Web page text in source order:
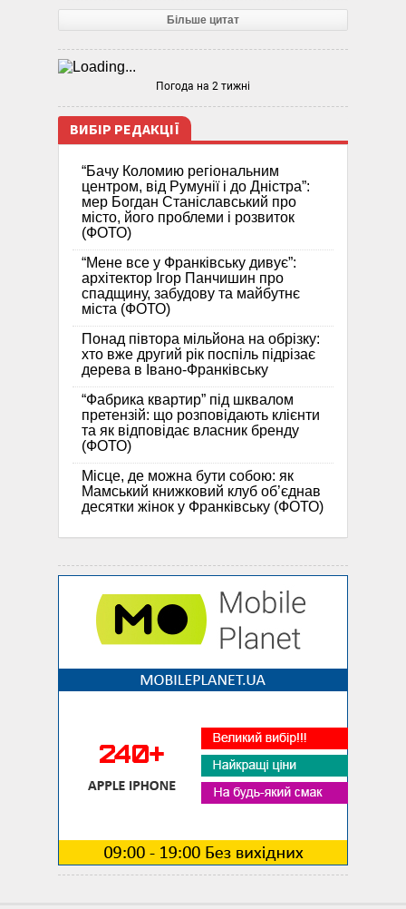
Більше цитат
Погода на 2 тижні
ВИБІР РЕДАКЦІЇ
“Бачу Коломию регіональним
центром, від Румунії і до Дністра”:
мер Богдан Станіславський про
місто, його проблеми і розвиток
(ФОТО)
“Мене все у Франківську дивує”:
архітектор Ігор Панчишин про
спадщину, забудову та майбутнє
міста (ФОТО)
Понад півтора мільйона на обрізку:
хто вже другий рік поспіль підрізає
дерева в Івано-Франківську
“Фабрика квартир” під шквалом
претензій: що розповідають клієнти
та як відповідає власник бренду
(ФОТО)
Місце, де можна бути собою: як
Мамський книжковий клуб об’єднав
десятки жінок у Франківську (ФОТО)